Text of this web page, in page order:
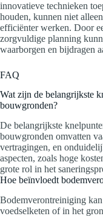
innovatieve technieken
houden, kunnen niet
efficiënter werken. Door
zorgvuldige planning
waarborgen en bijdragen
FAQ
Wat zijn de belangrijkste
bouwgronden?
De belangrijkste
bouwgronden omvatten
vertragingen, en
aspecten, zoals hoge
grote rol in het
Hoe beïnvloedt
Bodemverontreiniging
voedselketen of in het